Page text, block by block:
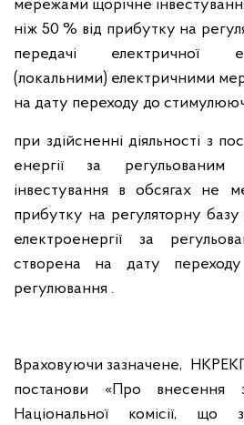
мережами щорічне
ніж 50 % від прибутку на
передачі електричної
(локальними) електричними
на дату переходу до
при здійсненні діяльності з
енергії за
інвестування в обсягах не
прибутку на регуляторну базу
електроенергії за
створена на дату
регулювання .
Враховуючи зазначене,
постанови «Про внесення
Національної комісії, що